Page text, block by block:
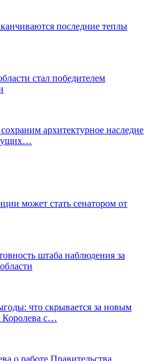
последние теплы
стал победителем
архитектурное наследие
может стать сенатором от
штаба наблюдения за
что скрывается за новым
Королева с…
о работе Правительства